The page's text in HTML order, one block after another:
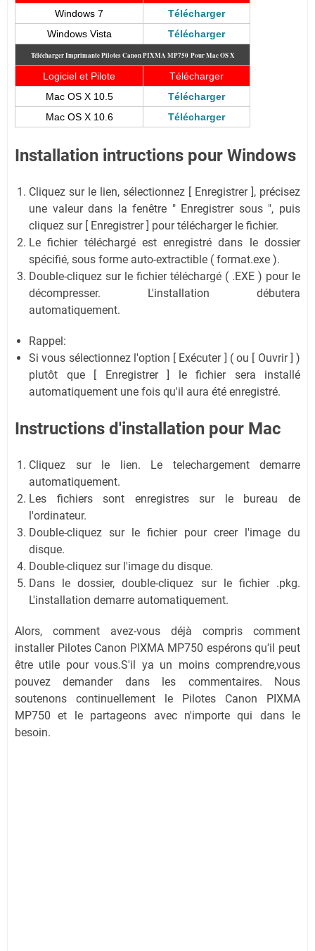
Windows 7
Télécharger
Windows Vista
Télécharger
Télécharger Imprimante Pilotes Canon PIXMA MP750 Pour Mac OS X
Logiciel et Pilote
Télécharger
Mac OS X 10.5
Télécharger
Mac OS X 10.6
Télécharger
Installation intructions pour Windows
Cliquez sur le lien, sélectionnez [ Enregistrer ], précisez
une valeur dans la fenêtre " Enregistrer sous ", puis
cliquez sur [ Enregistrer ] pour télécharger le fichier.
Le fichier téléchargé est enregistré dans le dossier
spécifié, sous forme auto-extractible ( format.exe ).
Double-cliquez sur le fichier téléchargé ( .EXE ) pour le
décompresser. L'installation débutera
automatiquement.
Rappel:
Si vous sélectionnez l'option [ Exécuter ] ( ou [ Ouvrir ] )
plutôt que [ Enregistrer ] le fichier sera installé
automatiquement une fois qu'il aura été enregistré.
Instructions d'installation pour Mac
Cliquez sur le lien. Le telechargement demarre
automatiquement.
Les fichiers sont enregistres sur le bureau de
l'ordinateur.
Double-cliquez sur le fichier pour creer l'image du
disque.
Double-cliquez sur l'image du disque.
Dans le dossier, double-cliquez sur le fichier .pkg.
L'installation demarre automatiquement.
Alors, comment avez-vous déjà compris comment
installer Pilotes Canon PIXMA MP750 espérons qu'il peut
être utile pour vous.S'il ya un moins comprendre,vous
pouvez demander dans les commentaires. Nous
soutenons continuellement le Pilotes Canon PIXMA
MP750 et le partageons avec n'importe qui dans le
besoin.